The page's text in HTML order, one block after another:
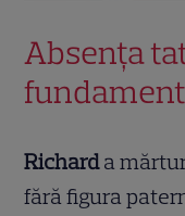
Absența
Richarda
fără figura